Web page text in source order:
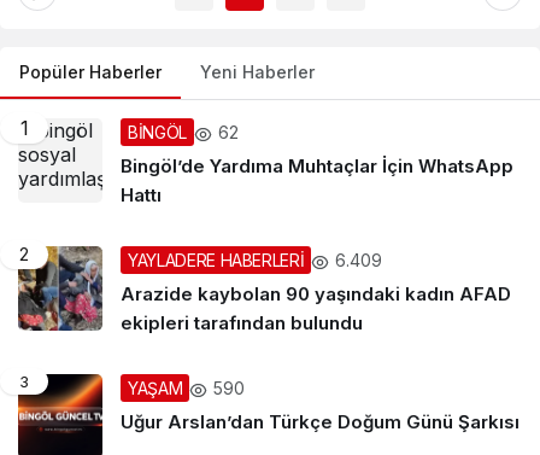
Yatırım
Popüler Haberler Yeni Haberler
1 BİNGÖL 62
Bingöl’de Yardıma Muhtaçlar İçin WhatsApp
Hattı
2 YAYLADERE HABERLERİ 6.409
Arazide kaybolan 90 yaşındaki kadın AFAD
ekipleri tarafından bulundu
3 YAŞAM 590
Uğur Arslan’dan Türkçe Doğum Günü Şarkısı